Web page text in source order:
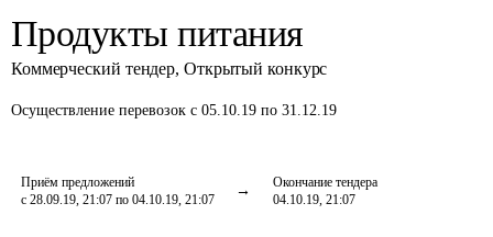
Продукты питания
Коммерческий тендер, Открытый конкурс
Осуществление перевозок с 05.10.19 по 31.12.19
Приём предложений
с 28.09.19, 21:07 по 04.10.19, 21:07
Окончание тендера
04.10.19, 21:07